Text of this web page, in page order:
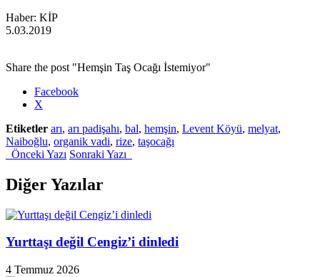
Haber: KİP
5.03.2019
Share the post "Hemşin Taş Ocağı İstemiyor"
Facebook
X
Etiketler arı, arı padişahı, bal, hemşin, Levent Köyü, melyat,
Naiboğlu, organik vadi, rize, taşocağı
Önceki Yazı Sonraki Yazı
Diğer Yazılar
Yurttaşı değil Cengiz’i dinledi
4 Temmuz 2026